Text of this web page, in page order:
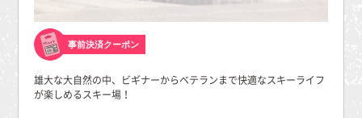
事前決済クーポン
雄大な大自然の中、ビギナーからベテランまで快適なスキーライフ
が楽しめるスキー場！